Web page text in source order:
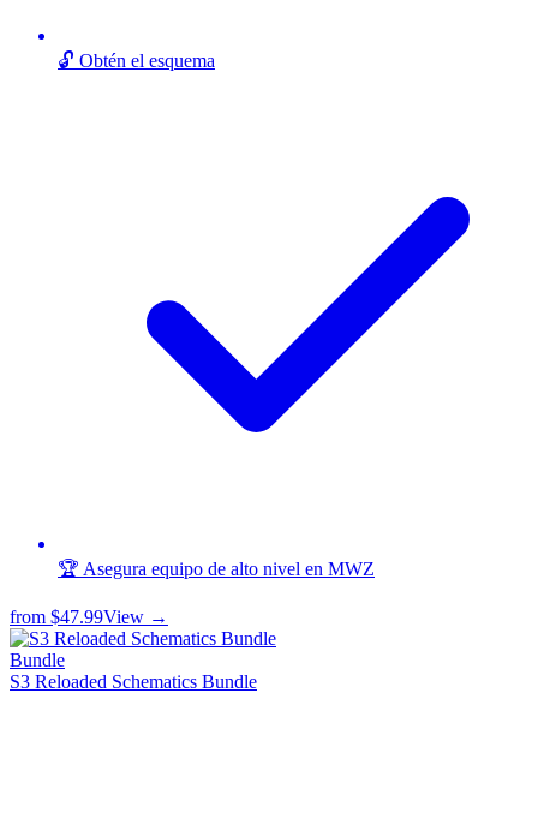
🔓 Obtén el esquema
🏆 Asegura equipo de alto nivel en MWZ
from $47.99View →
Bundle
S3 Reloaded Schematics Bundle